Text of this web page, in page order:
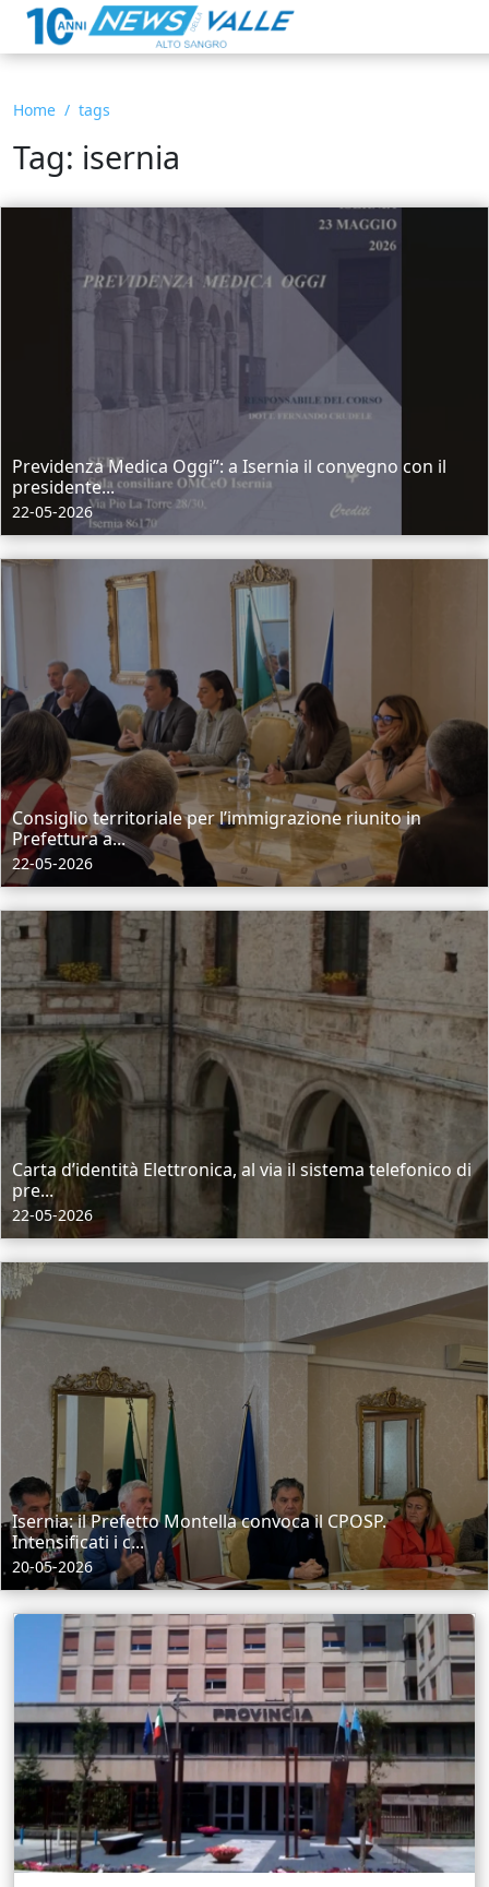
Home tags
Tag: isernia
Previdenza Medica Oggi”: a Isernia il convegno con il
presidente...
22-05-2026
Consiglio territoriale per l’immigrazione riunito in
Prefettura a...
22-05-2026
Carta d’identità Elettronica, al via il sistema telefonico di
pre...
22-05-2026
Isernia: il Prefetto Montella convoca il CPOSP.
Intensificati i c...
20-05-2026